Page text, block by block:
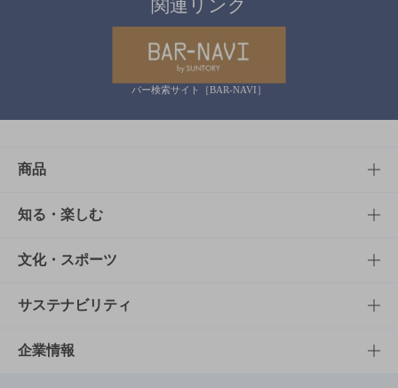
関連リンク
バー検索サイト［BAR-NAVI］
商品
商品TOP
商品一覧
商品発売情報
栄養成分一覧
知る・楽しむ
知る・楽しむTOP
キャンペーン
工場見学
文化・スポーツ
文化・スポーツTOP
サントリーホール
サステナビリティ
サステナビリティTOP
企業情報